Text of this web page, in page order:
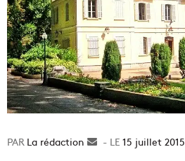
La rédaction
Envoyer15 juillet 2015